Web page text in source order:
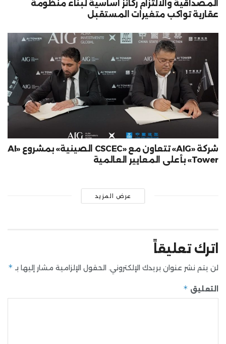
المصداقية والالتزام ركائز أساسية لبناء منظومة
عقارية تواكب متغيرات المستقبل
شركة «AIG» تتعاون مع «CSCEC الصينية» بمشروع «AI
Tower» بأعلى المعايير العالمية
عرض المزيد
اترك تعليقاً
لن يتم نشر عنوان بريدك الإلكتروني. الحقول الإلزامية مشار إليها بـ *
التعليق *